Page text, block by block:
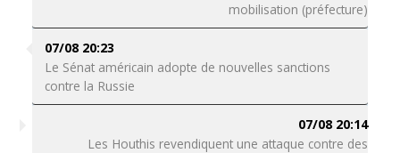
mobilisation (préfecture)
07/08 20:23
Le Sénat américain adopte de nouvelles sanctions
contre la Russie
07/08 20:14
Les Houthis revendiquent une attaque contre des